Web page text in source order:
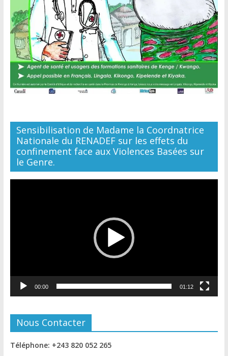
Sensibilisation de Madame la Coordnatrice
Nationale du RENADEF sur les effets du
confinement face aux Violences Basées sur
le Genre.
00:00 01:12
Nous Contacter
Téléphone: +243 820 052 265